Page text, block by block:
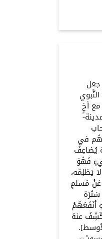
جعل
أخٍ
في
يُضاعِفُ
مِن شَيءٍ فَهُوَ
لا يَظلِمُه،
عَنْ مُسلمٍ
أنْفَعُهُمْ
عنهُ